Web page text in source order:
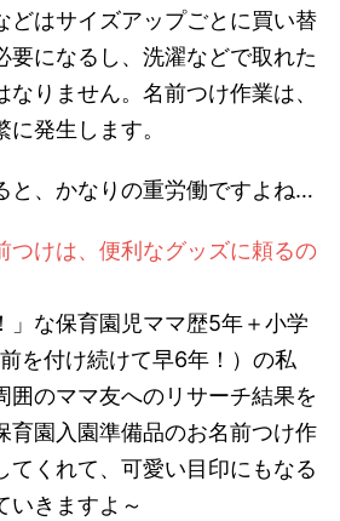
どはサイズアップごとに買い替
要になるし、洗濯などで取れた
なりません。名前つけ作業は、
発生します。
と、かなりの重労働ですよね…
つけは、便利なグッズに頼るの
」な保育園児ママ歴5年＋小学
を付け続けて早6年！）の私
囲のママ友へのリサーチ結果を
育園入園準備品のお名前つけ作
てくれて、可愛い目印にもなる
いきますよ～